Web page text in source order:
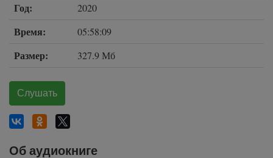
Год: 2020
Время: 05:58:09
Размер: 327.9 Мб
Слушать
Об аудиокниге